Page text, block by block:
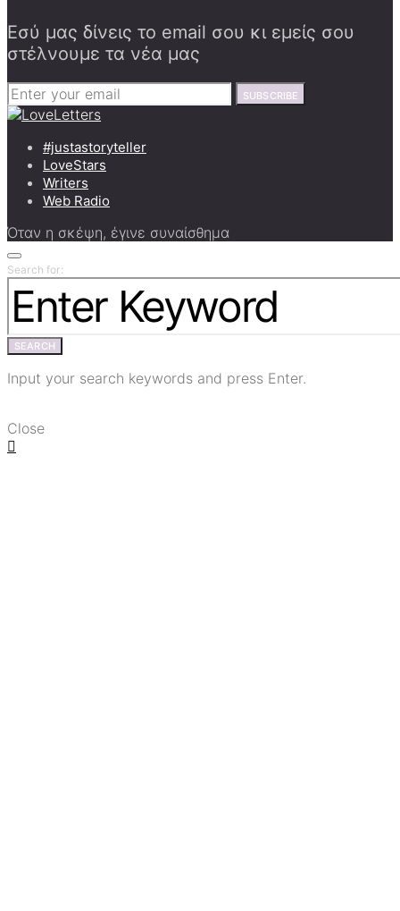
Εσύ μας δίνεις το email σου κι εμείς σου
στέλνουμε τα νέα μας
SUBSCRIBE
#justastoryteller
LoveStars
Writers
Web Radio
Όταν η σκέψη, έγινε συναίσθημα
Search for:
SEARCH
Input your search keywords and press Enter.
Close